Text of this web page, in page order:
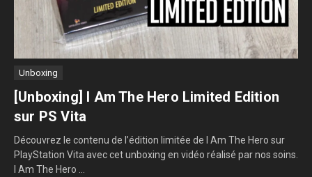
Unboxing
[Unboxing] I Am The Hero Limited Edition
sur PS Vita
Découvrez le contenu de l’édition limitée de I Am The Hero sur
PlayStation Vita avec cet unboxing en vidéo réalisé par nos soins.
I Am The Hero ...